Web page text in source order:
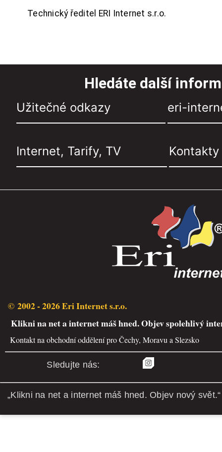
Technický ředitel ERI Internet s.r.o.
Hledáte další
Užitečné odkazy eri-
Internet, Tarify, TV Kontakty
© 2002 - 2026 Eri Internet s.r.o.
Klikni na net a internet máš hned. Objev spolehlivý
Kontakt na obchodní oddělení pro Čechy, Moravu a Slezsko
Sledujte nás:
„Klikni na net a internet máš hned. Objev nový svět.“